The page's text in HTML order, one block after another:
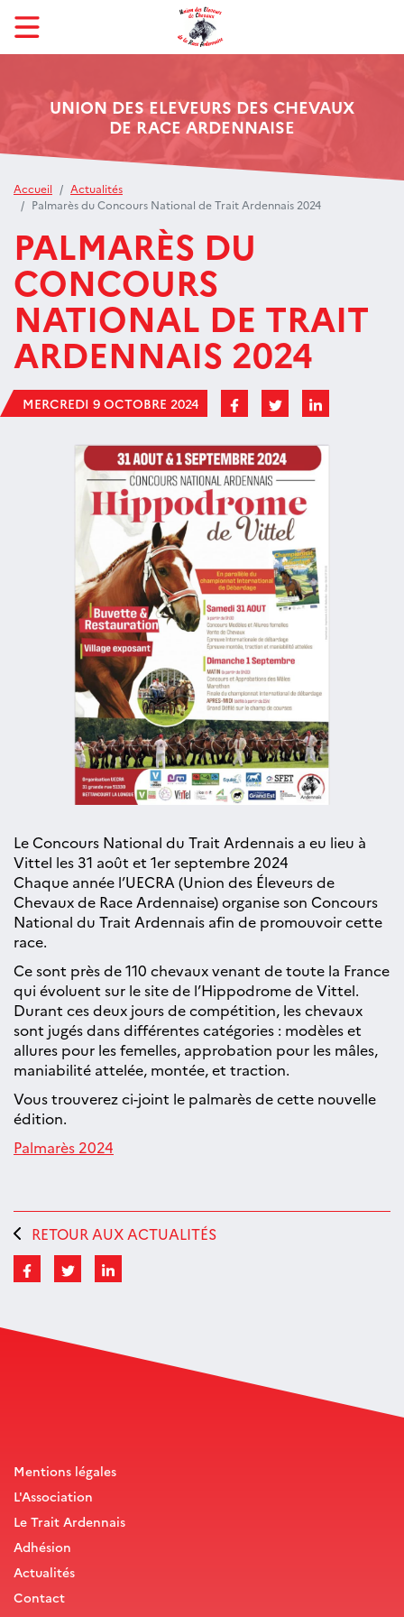
UNION DES ELEVEURS DES CHEVAUX
DE RACE ARDENNAISE
Accueil
Actualités
Palmarès du Concours National de Trait Ardennais 2024
PALMARÈS DU
CONCOURS
NATIONAL DE TRAIT
ARDENNAIS 2024
MERCREDI 9 OCTOBRE 2024
Le Concours National du Trait Ardennais a eu lieu à
Vittel les 31 août et 1er septembre 2024
Chaque année l’UECRA (Union des Éleveurs de
Chevaux de Race Ardennaise) organise son Concours
National du Trait Ardennais afin de promouvoir cette
race.
Ce sont près de 110 chevaux venant de toute la France
qui évoluent sur le site de l’Hippodrome de Vittel.
Durant ces deux jours de compétition, les chevaux
sont jugés dans différentes catégories : modèles et
allures pour les femelles, approbation pour les mâles,
maniabilité attelée, montée, et traction.
Vous trouverez ci-joint le palmarès de cette nouvelle
édition.
Palmarès 2024
RETOUR AUX ACTUALITÉS
Mentions légales
L'Association
Le Trait Ardennais
Adhésion
Actualités
Contact